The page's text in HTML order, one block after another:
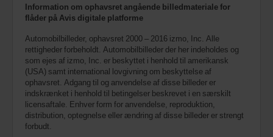
Information om ophavsret angående billedmateriale for
flåder på Avis digitale platforme
Automobilbilleder, ophavsret 2000 – 2016 izmo, Inc. Alle
rettigheder forbeholdt. Automobilbilleder der her indeholdes og
som ejes af izmo, Inc. er beskyttet i henhold til amerikansk
(USA) samt international lovgivning om beskyttelse af
ophavsret. Adgang til og anvendelse af disse billeder er
indskrænket i henhold til betingelser beskrevet i en særskilt
licensaftale. Enhver form for anvendelse, reproduktion,
distribution, optegnelse eller ændring af disse billeder er strengt
forbudt.